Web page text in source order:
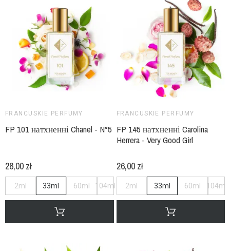
FRANCUSKIE PERFUMY
FP 101 натхненні Chanel - N°5
26,00 zł
2ml 33ml 60ml 104ml
FRANCUSKIE PERFUMY
FP 145 натхненні Carolina
Herrera - Very Good Girl
26,00 zł
2ml 33ml 60ml 104ml